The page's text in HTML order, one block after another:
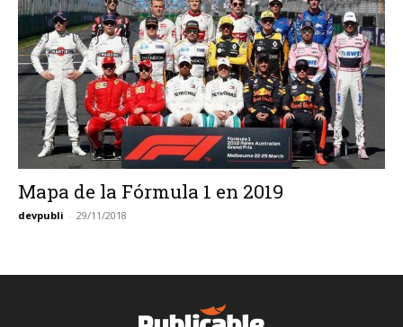
Mapa de la Fórmula 1 en 2019
devpubli - 29/11/2018